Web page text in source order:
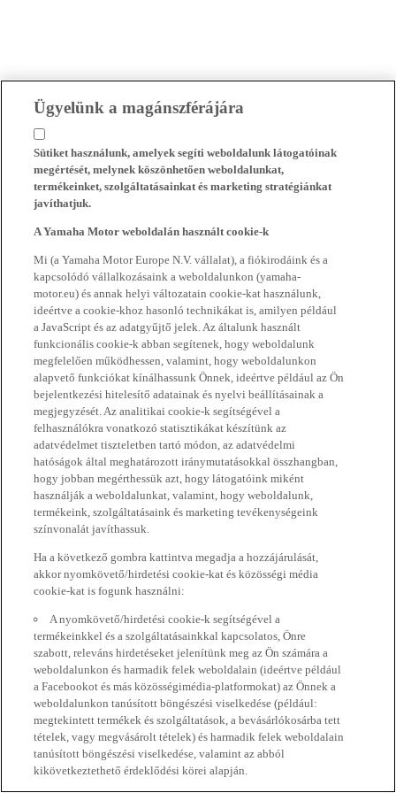
Ügyelünk a magánszférájára
Sütiket használunk, amelyek segíti weboldalunk látogatóinak
megértését, melynek köszönhetően weboldalunkat,
termékeinket, szolgáltatásainkat és marketing stratégiánkat
javíthatjuk.
A Yamaha Motor weboldalán használt cookie-k
Mi (a Yamaha Motor Europe N.V. vállalat), a fiókirodáink és a
kapcsolódó vállalkozásaink a weboldalunkon (yamaha-
motor.eu) és annak helyi változatain cookie-kat használunk,
ideértve a cookie-khoz hasonló technikákat is, amilyen például
a JavaScript és az adatgyűjtő jelek. Az általunk használt
funkcionális cookie-k abban segítenek, hogy weboldalunk
megfelelően működhessen, valamint, hogy weboldalunkon
alapvető funkciókat kínálhassunk Önnek, ideértve például az Ön
bejelentkezési hitelesítő adatainak és nyelvi beállításainak a
megjegyzését. Az analitikai cookie-k segítségével a
felhasználókra vonatkozó statisztikákat készítünk az
adatvédelmet tiszteletben tartó módon, az adatvédelmi
hatóságok által meghatározott iránymutatásokkal összhangban,
hogy jobban megérthessük azt, hogy látogatóink miként
használják a weboldalunkat, valamint, hogy weboldalunk,
termékeink, szolgáltatásaink és marketing tevékenységeink
színvonalát javíthassuk.
Ha a következő gombra kattintva megadja a hozzájárulását,
akkor nyomkövető/hirdetési cookie-kat és közösségi média
cookie-kat is fogunk használni:
A nyomkövető/hirdetési cookie-k segítségével a
termékeinkkel és a szolgáltatásainkkal kapcsolatos, Önre
szabott, releváns hirdetéseket jelenítünk meg az Ön számára a
weboldalunkon és harmadik felek weboldalain (ideértve például
a Facebookot és más közösségimédia-platformokat) az Önnek a
weboldalunkon tanúsított böngészési viselkedése (például:
megtekintett termékek és szolgáltatások, a bevásárlókosárba tett
tételek, vagy megvásárolt tételek) és harmadik felek weboldalain
tanúsított böngészési viselkedése, valamint az abból
kikövetkeztethető érdeklődési körei alapján.